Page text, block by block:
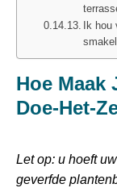
Ik
Hoe Maak
Doe-Het-
Let op: u hoeft
geverfde